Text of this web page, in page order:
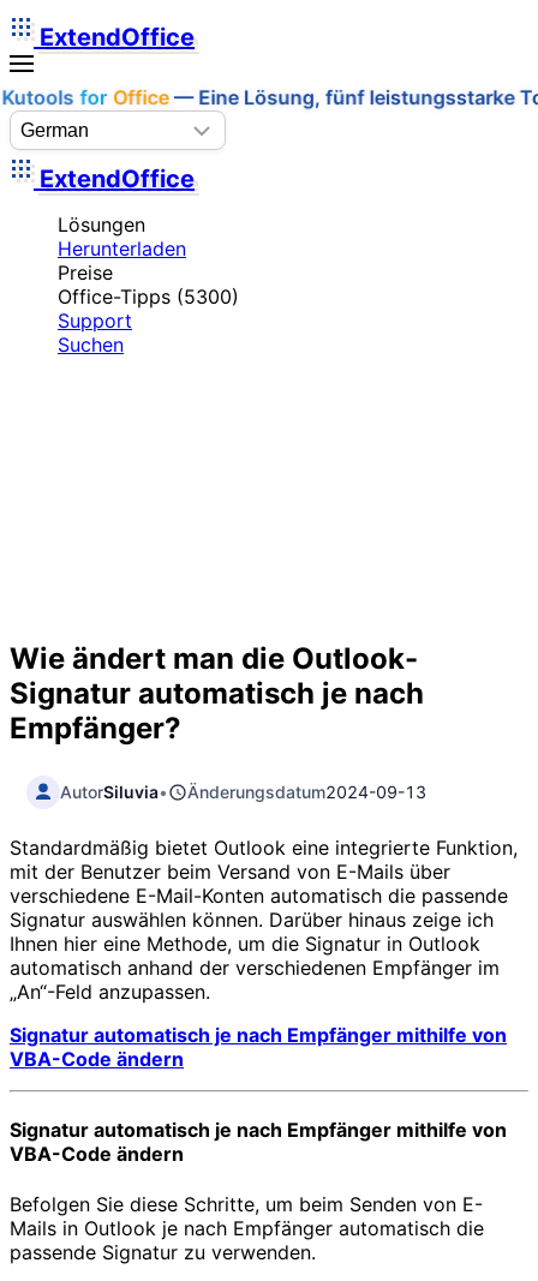
ExtendOffice
Kutools for Office— Eine Lösung, fünf leistungsstarke
ExtendOffice
Lösungen
Herunterladen
Preise
Office-Tipps (5300)
Support
Suchen
Wie ändert man die Outlook-
Signatur automatisch je nach
Empfänger?
AutorSiluvia• Änderungsdatum2024-09-13
Standardmäßig bietet Outlook eine integrierte Funktion,
mit der Benutzer beim Versand von E-Mails über
verschiedene E-Mail-Konten automatisch die passende
Signatur auswählen können. Darüber hinaus zeige ich
Ihnen hier eine Methode, um die Signatur in Outlook
automatisch anhand der verschiedenen Empfänger im
„An“-Feld anzupassen.
Signatur automatisch je nach Empfänger mithilfe von
VBA-Code ändern
Signatur automatisch je nach Empfänger mithilfe von
VBA-Code ändern
Befolgen Sie diese Schritte, um beim Senden von E-
Mails in Outlook je nach Empfänger automatisch die
passende Signatur zu verwenden.